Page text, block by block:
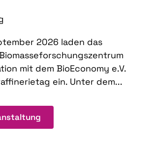
2026 laden das
mit dem BioEconomy e.V.
ein. Unter dem...